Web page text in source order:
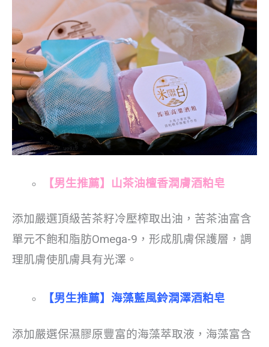
【男生推薦】山茶油檀香潤膚酒粕皂
添加嚴選頂級苦茶籽冷壓榨取出油，苦茶油富含
單元不飽和脂肪Omega-9，形成肌膚保護層，調
理肌膚使肌膚具有光澤。
【男生推薦】海藻藍風鈴潤澤酒粕皂
添加嚴選保濕膠原豐富的海藻萃取液，海藻富含